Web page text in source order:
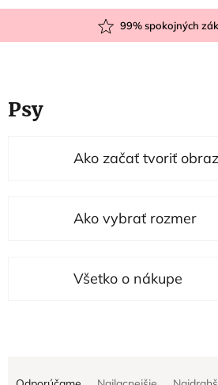
99% spokojných
Psy
Ako začať tvoriť
Ako vybrať rozmer
Všetko o nákupe